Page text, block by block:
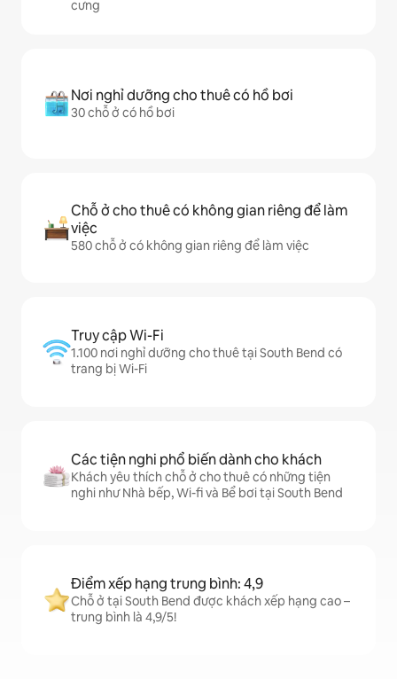
cưng
Nơi nghỉ dưỡng cho thuê có hồ bơi
30 chỗ ở có hồ bơi
Chỗ ở cho thuê có không gian riêng để làm
việc
580 chỗ ở có không gian riêng để làm việc
Truy cập Wi-Fi
1.100 nơi nghỉ dưỡng cho thuê tại South Bend có
trang bị Wi-Fi
Các tiện nghi phổ biến dành cho khách
Khách yêu thích chỗ ở cho thuê có những tiện
nghi như Nhà bếp, Wi-fi và Bể bơi tại South Bend
Điểm xếp hạng trung bình: 4,9
Chỗ ở tại South Bend được khách xếp hạng cao –
trung bình là 4,9/5!